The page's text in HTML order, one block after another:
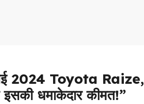
2024 Toyota Raize,
धमाकेदार कीमत!”